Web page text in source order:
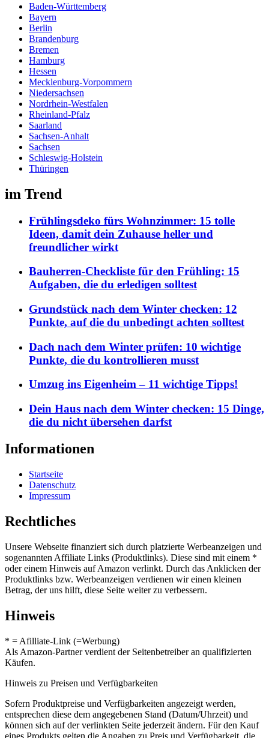
Baden-Württemberg
Bayern
Berlin
Brandenburg
Bremen
Hamburg
Hessen
Mecklenburg-Vorpommern
Niedersachsen
Nordrhein-Westfalen
Rheinland-Pfalz
Saarland
Sachsen-Anhalt
Sachsen
Schleswig-Holstein
Thüringen
im Trend
Frühlingsdeko fürs Wohnzimmer: 15 tolle
Ideen, damit dein Zuhause heller und
freundlicher wirkt
Bauherren-Checkliste für den Frühling: 15
Aufgaben, die du erledigen solltest
Grundstück nach dem Winter checken: 12
Punkte, auf die du unbedingt achten solltest
Dach nach dem Winter prüfen: 10 wichtige
Punkte, die du kontrollieren musst
Umzug ins Eigenheim – 11 wichtige Tipps!
Dein Haus nach dem Winter checken: 15 Dinge,
die du nicht übersehen darfst
Informationen
Startseite
Datenschutz
Impressum
Rechtliches
Unsere Webseite finanziert sich durch platzierte Werbeanzeigen und
sogenannten Affiliate Links (Produktlinks). Diese sind mit einem *
oder einem Hinweis auf Amazon verlinkt. Durch das Anklicken der
Produktlinks bzw. Werbeanzeigen verdienen wir einen kleinen
Betrag, der uns hilft, diese Seite weiter zu verbessern.
Hinweis
* = Afilliate-Link (=Werbung)
Als Amazon-Partner verdient der Seitenbetreiber an qualifizierten
Käufen.
Hinweis zu Preisen und Verfügbarkeiten
Sofern Produktpreise und Verfügbarkeiten angezeigt werden,
entsprechen diese dem angegebenen Stand (Datum/Uhrzeit) und
können sich auf der verlinkten Seite jederzeit ändern. Für den Kauf
eines Produkts gelten die Angaben zu Preis und Verfügbarkeit, die